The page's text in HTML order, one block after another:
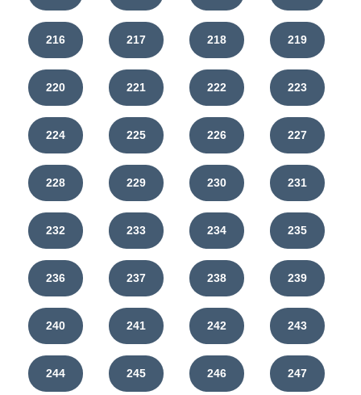
216 217 218 219
220 221 222 223
224 225 226 227
228 229 230 231
232 233 234 235
236 237 238 239
240 241 242 243
244 245 246 247